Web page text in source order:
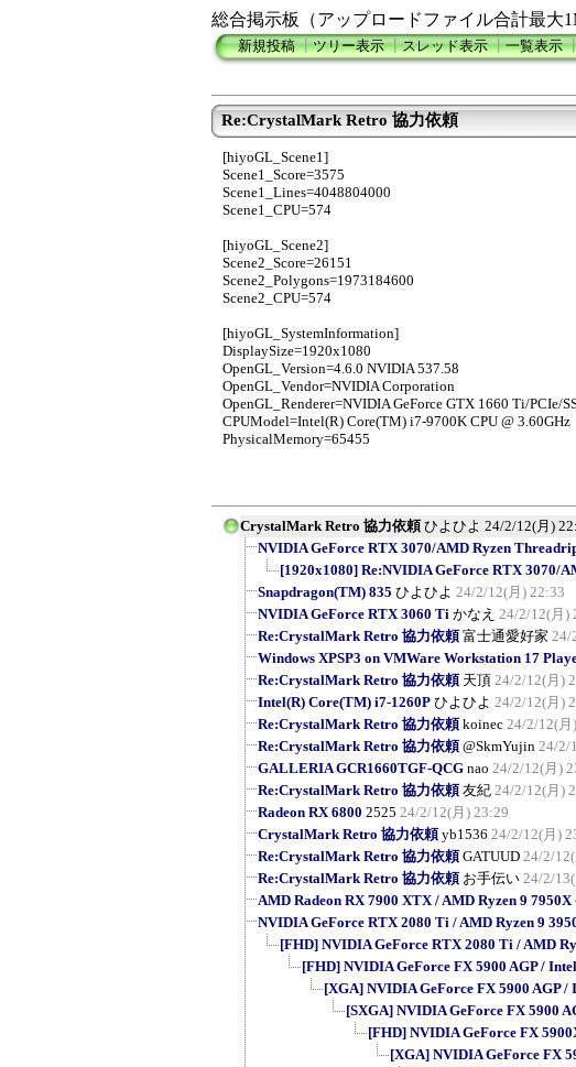
総合掲示板（アップロードファイル合計最大
新規投稿┃ツリー表示┃スレッド表示┃一覧表示
Re:CrystalMark Retro 協力依頼
[hiyoGL_Scene1]
Scene1_Score=3575
Scene1_Lines=4048804000
Scene1_CPU=574
[hiyoGL_Scene2]
Scene2_Score=26151
Scene2_Polygons=1973184600
Scene2_CPU=574
[hiyoGL_SystemInformation]
DisplaySize=1920x1080
OpenGL_Version=4.6.0 NVIDIA 537.58
OpenGL_Vendor=NVIDIA Corporation
OpenGL_Renderer=NVIDIA GeForce GTX 1660 Ti/PCIe/
CPUModel=Intel(R) Core(TM) i7-9700K CPU @ 3.60GHz
PhysicalMemory=65455
CrystalMark Retro 協力依頼 ひよひよ 24/2/12(月)
NVIDIA GeForce RTX 3070/AMD Ryzen
[1920x1080] Re:NVIDIA GeForce RTX 3070/
Snapdragon(TM) 835 ひよひよ 24/2/12(月) 22:33
NVIDIA GeForce RTX 3060 Ti かなえ 24/2/12(月)
Re:CrystalMark Retro 協力依頼 富士通愛好家 24/
Windows XPSP3 on VMWare Workstation 17
Re:CrystalMark Retro 協力依頼 天頂 24/2/12(月)
Intel(R) Core(TM) i7-1260P ひよひよ 24/2/12(月)
Re:CrystalMark Retro 協力依頼 koinec 24/2/12(月
Re:CrystalMark Retro 協力依頼 @SkmYujin 24/2/
GALLERIA GCR1660TGF-QCG nao 24/2/12(月)
Re:CrystalMark Retro 協力依頼 友紀 24/2/12(月)
Radeon RX 6800 2525 24/2/12(月) 23:29
CrystalMark Retro 協力依頼 yb1536 24/2/12(月)
Re:CrystalMark Retro 協力依頼 GATUUD 24/2/
Re:CrystalMark Retro 協力依頼 お手伝い 24/2/
AMD Radeon RX 7900 XTX / AMD Ryzen 9 7950X
NVIDIA GeForce RTX 2080 Ti / AMD Ryzen 9
[FHD] NVIDIA GeForce RTX 2080 Ti / AMD
[FHD] NVIDIA GeForce FX 5900 AGP /
[XGA] NVIDIA GeForce FX 5900 AGP /
[SXGA] NVIDIA GeForce FX 5900
[FHD] NVIDIA GeForce FX
[XGA] NVIDIA GeForce FX